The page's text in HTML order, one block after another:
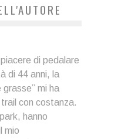
di pedalare
di 44 anni, la
grasse” mi ha
con costanza.
hanno
mio